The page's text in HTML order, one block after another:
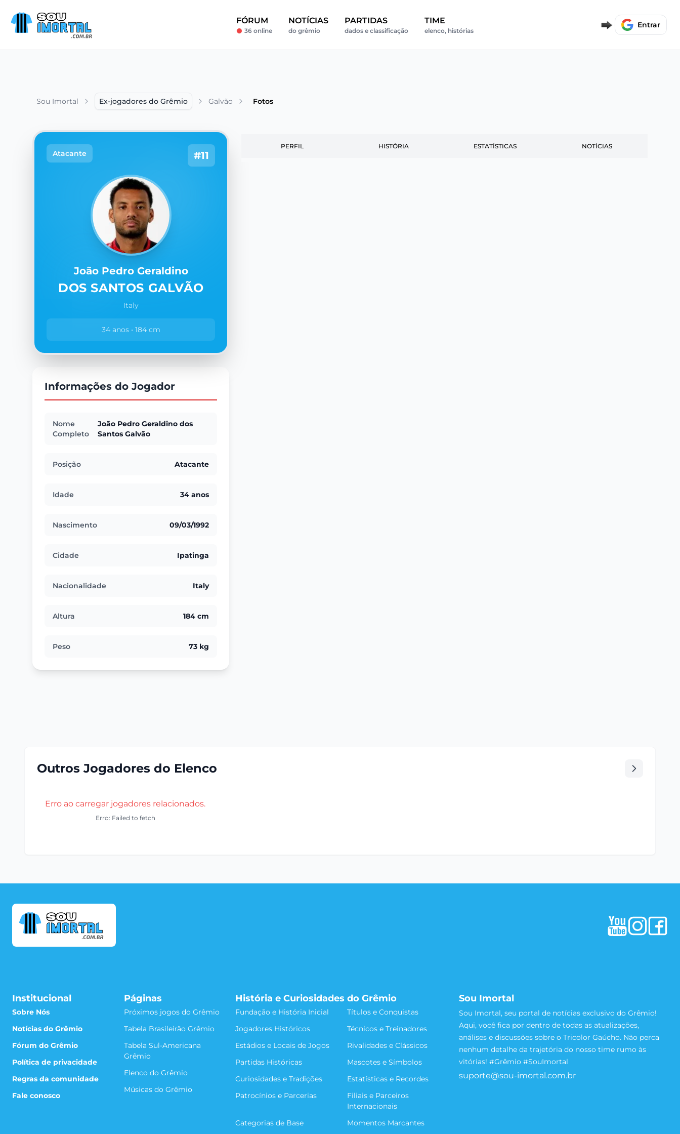
FÓRUM
36 online
NOTÍCIAS
do grêmio
PARTIDAS
dados e classificação
TIME
elenco, histórias
Entrar
Sou Imortal Ex-jogadores do Grêmio Galvão Fotos
Atacante #11
João Pedro Geraldino
DOS SANTOS GALVÃO
Italy
34 anos • 184 cm
Informações do Jogador
Nome
Completo
João Pedro Geraldino dos
Santos Galvão
Posição Atacante
Idade 34 anos
Nascimento 09/03/1992
Cidade Ipatinga
Nacionalidade Italy
Altura 184 cm
Peso 73 kg
PERFIL HISTÓRIA ESTATÍSTICAS NOTÍCIAS
Outros Jogadores do Elenco
Erro ao carregar jogadores relacionados.
Erro: Failed to fetch
Institucional
Sobre Nós
Notícias do Grêmio
Fórum do Grêmio
Política de privacidade
Regras da comunidade
Fale conosco
Páginas
Próximos jogos do Grêmio
Tabela Brasileirão Grêmio
Tabela Sul-Americana
Grêmio
Elenco do Grêmio
Músicas do Grêmio
História e Curiosidades do Grêmio
Fundação e História Inicial
Títulos e Conquistas
Jogadores Históricos
Técnicos e Treinadores
Estádios e Locais de Jogos
Rivalidades e Clássicos
Partidas Históricas
Mascotes e Símbolos
Curiosidades e Tradições
Estatísticas e Recordes
Patrocínios e Parcerias
Filiais e Parceiros
Internacionais
Categorias de Base
Momentos Marcantes
Sou Imortal
Sou Imortal, seu portal de notícias exclusivo do Grêmio!
Aqui, você fica por dentro de todas as atualizações,
análises e discussões sobre o Tricolor Gaúcho. Não perca
nenhum detalhe da trajetória do nosso time rumo às
vitórias! #Grêmio #SouImortal
suporte@sou-imortal.com.br